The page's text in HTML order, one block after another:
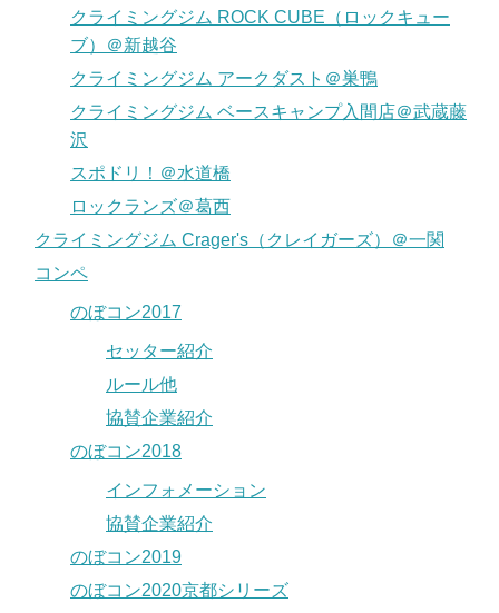
クライミングジム ROCK CUBE（ロックキュー
ブ）＠新越谷
クライミングジム アークダスト＠巣鴨
クライミングジム ベースキャンプ入間店＠武蔵藤
沢
スポドリ！＠水道橋
ロックランズ＠葛西
クライミングジム Crager's（クレイガーズ）＠一関
コンペ
のぼコン2017
セッター紹介
ルール他
協賛企業紹介
のぼコン2018
インフォメーション
協賛企業紹介
のぼコン2019
のぼコン2020京都シリーズ